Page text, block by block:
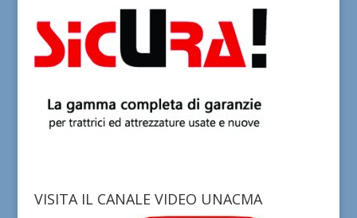
VISITA IL CANALE VIDEO UNACMA